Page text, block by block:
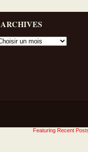
ARCHIVES
Featuring Recent